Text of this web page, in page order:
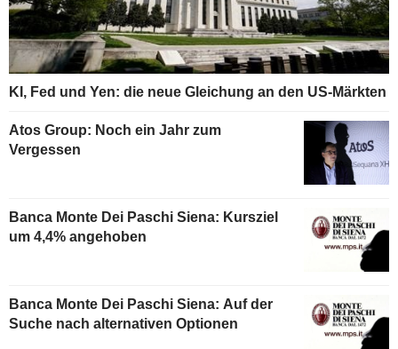
KI, Fed und Yen: die neue Gleichung an den US-Märkten
Atos Group: Noch ein Jahr zum
Vergessen
Banca Monte Dei Paschi Siena: Kursziel
um 4,4% angehoben
Banca Monte Dei Paschi Siena: Auf der
Suche nach alternativen Optionen